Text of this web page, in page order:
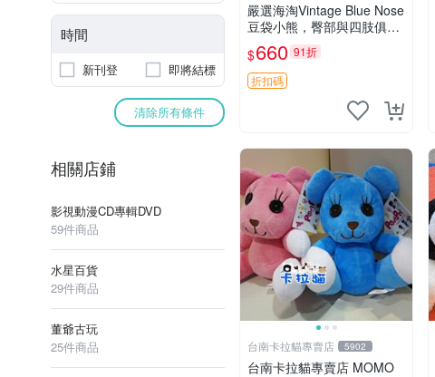
時間
新刊登 即將結標
清除所有條件
相關店鋪
影視動漫CD專輯DVD
59件商品
水星百貨
29件商品
董爺古玩
25件商品
嚴選海淘Vintage Blue Nose
豆袋小熊，臀部與四肢俱
全，坐高11公分，附原盒與
吊牌收藏。藍鼻子小熊，值
得擁有 玩具 憶熊
$660 91折
折扣碼
台南卡拉貓專賣店 5902
台南卡拉貓專賣店 MOMO